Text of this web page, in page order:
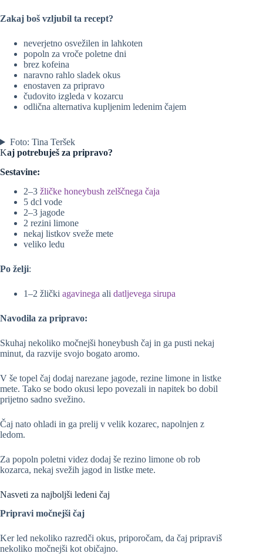
Zakaj boš vzljubil ta recept?
neverjetno osvežilen in lahkoten
popoln za vroče poletne dni
brez kofeina
naravno rahlo sladek okus
enostaven za pripravo
čudovito izgleda v kozarcu
odlična alternativa kupljenim ledenim čajem
Foto: Tina Teršek
Kaj potrebuješ za pripravo?
Sestavine:
2–3 žličke honeybush zelščnega čaja
5 dcl vode
2–3 jagode
2 rezini limone
nekaj listkov sveže mete
veliko ledu
Po želji:
1–2 žlički agavinega ali datljevega sirupa
Navodila za pripravo:
Skuhaj nekoliko močnejši honeybush čaj in ga pusti nekaj
minut, da razvije svojo bogato aromo.
V še topel čaj dodaj narezane jagode, rezine limone in listke
mete. Tako se bodo okusi lepo povezali in napitek bo dobil
prijetno sadno svežino.
Čaj nato ohladi in ga prelij v velik kozarec, napolnjen z
ledom.
Za popoln poletni videz dodaj še rezino limone ob rob
kozarca, nekaj svežih jagod in listke mete.
Nasveti za najboljši ledeni čaj
Pripravi močnejši čaj
Ker led nekoliko razredči okus, priporočam, da čaj pripraviš
nekoliko močnejši kot običajno.